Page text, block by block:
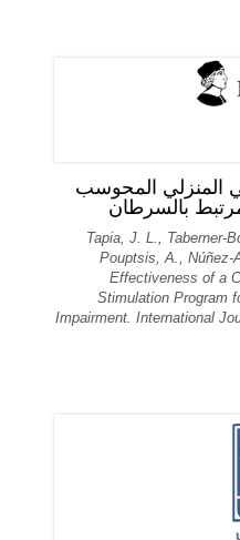
المنزلي المحوسب
بالسرطان
Tapia, J. L., Taberner-
Pouptsis, A., Núñez-
Effectiveness of a
Stimulation Program
Impairment. International